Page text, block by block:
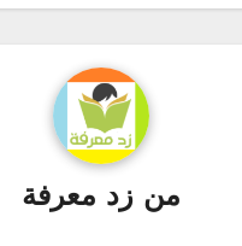
من زد معرفة